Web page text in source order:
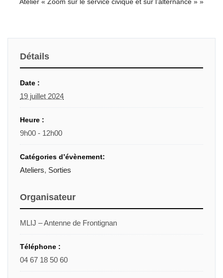
Atelier « Zoom sur le service civique et sur l’alternance » »
Détails
Date :
19 juillet 2024
Heure :
9h00 - 12h00
Catégories d’évènement:
Ateliers, Sorties
Organisateur
MLIJ – Antenne de Frontignan
Téléphone :
04 67 18 50 60